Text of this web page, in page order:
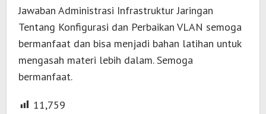
Jawaban Administrasi Infrastruktur Jaringan
Tentang Konfigurasi dan Perbaikan VLAN semoga
bermanfaat dan bisa menjadi bahan latihan untuk
mengasah materi lebih dalam. Semoga
bermanfaat.
11,759